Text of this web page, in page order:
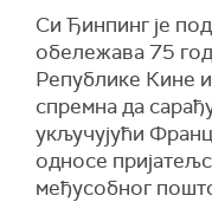
Си Ђинпинг је
обележава 75
Републике Кине
спремна да
укључујући
односе
међусобног